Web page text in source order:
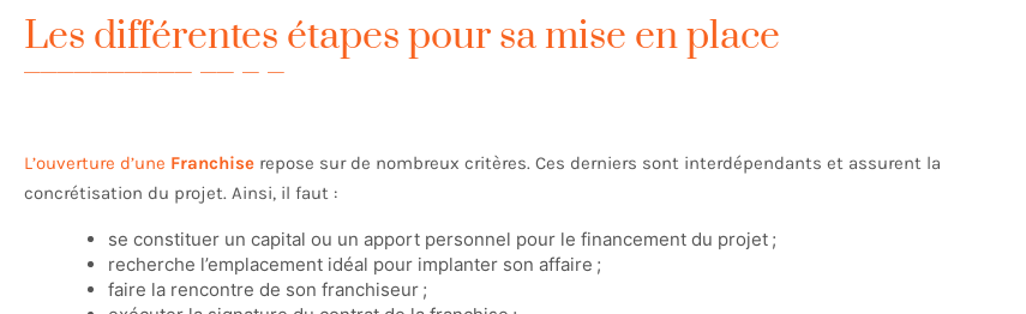
Les différentes étapes pour sa mise en place
L’ouverture d’une Franchise repose sur de nombreux critères. Ces derniers sont interdépendants et assurent la
concrétisation du projet. Ainsi, il faut :
se constituer un capital ou un apport personnel pour le financement du projet ;
recherche l’emplacement idéal pour implanter son affaire ;
faire la rencontre de son franchiseur ;